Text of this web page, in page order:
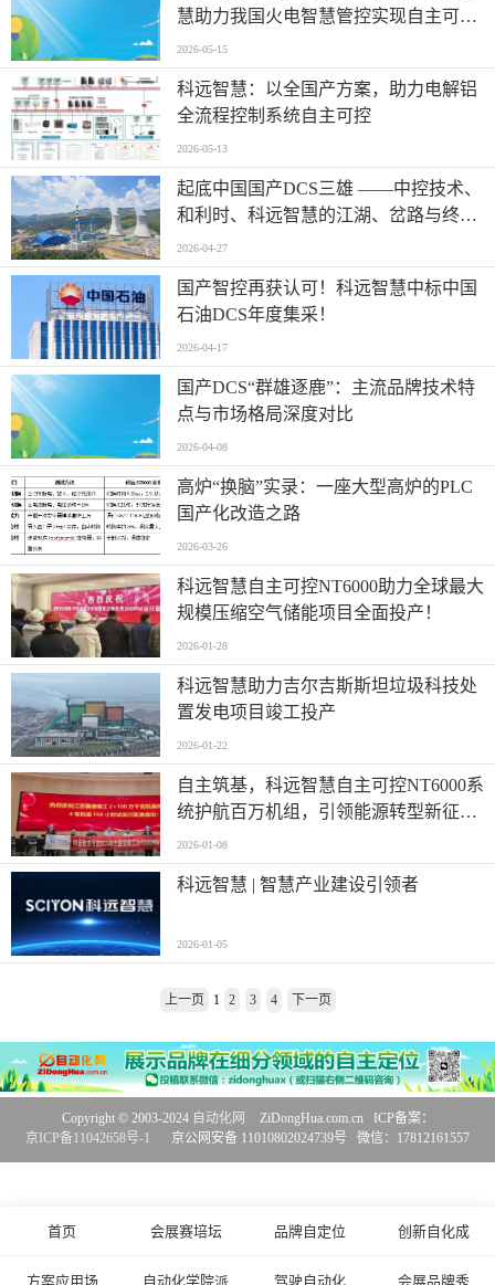
慧助力我国火电智慧管控实现自主可控
新突破
2026-05-15
科远智慧：以全国产方案，助力电解铝
全流程控制系统自主可控
2026-05-13
起底中国国产DCS三雄 ——中控技术、
和利时、科远智慧的江湖、岔路与终局
之战
2026-04-27
国产智控再获认可！科远智慧中标中国
石油DCS年度集采！
2026-04-17
国产DCS“群雄逐鹿”：主流品牌技术特
点与市场格局深度对比
2026-04-08
高炉“换脑”实录：一座大型高炉的PLC
国产化改造之路
2026-03-26
科远智慧自主可控NT6000助力全球最大
规模压缩空气储能项目全面投产！
2026-01-28
科远智慧助力吉尔吉斯斯坦垃圾科技处
置发电项目竣工投产
2026-01-22
自主筑基，科远智慧自主可控NT6000系
统护航百万机组，引领能源转型新征
程！
2026-01-08
科远智慧 | 智慧产业建设引领者
2026-01-05
上一页 1 2 3 4 下一页
首页 会展赛培坛 品牌自定位 创新自化成
方案应用场 自动化学院派 驾驶自动化 会展品牌秀
Copyright © 2003-2024 自动化网
ZiDongHua.com.cn ICP备案：
京ICP备11042658号-1
京公网安备 11010802024739号 微信：17812161557